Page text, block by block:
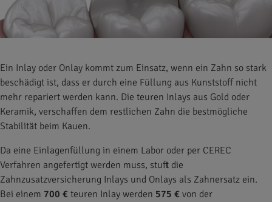
Ein Inlay oder Onlay kommt zum Einsatz, wenn ein Zahn so stark
beschädigt ist, dass er durch eine Füllung aus Kunststoff nicht
mehr repariert werden kann. Die teuren Inlays aus Gold oder
Keramik, verschaffen dem restlichen Zahn die bestmögliche
Stabilität beim Kauen.
Da eine Einlagenfüllung in einem Labor oder per CEREC
Verfahren angefertigt werden muss, stuft die
Zahnzusatzversicherung Inlays und Onlays als Zahnersatz ein.
Bei einem 700 € teuren Inlay werden 575 € von der